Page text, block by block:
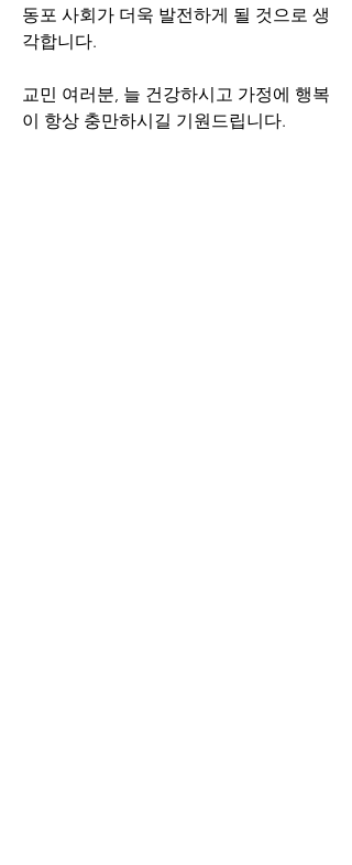
동포 사회가 더욱 발전하게 될 것으로 생
각합니다.
교민 여러분, 늘 건강하시고 가정에 행복
이 항상 충만하시길 기원드립니다.